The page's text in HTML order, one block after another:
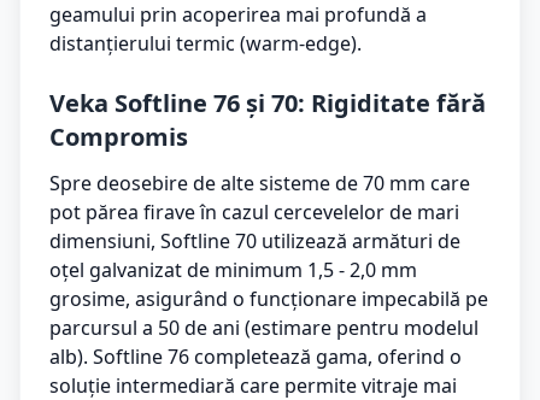
geamului prin acoperirea mai profundă a
distanțierului termic (warm-edge).
Veka Softline 76 și 70: Rigiditate fără
Compromis
Spre deosebire de alte sisteme de 70 mm care
pot părea firave în cazul cercevelelor de mari
dimensiuni, Softline 70 utilizează armături de
oțel galvanizat de minimum 1,5 - 2,0 mm
grosime, asigurând o funcționare impecabilă pe
parcursul a 50 de ani (estimare pentru modelul
alb). Softline 76 completează gama, oferind o
soluție intermediară care permite vitraje mai